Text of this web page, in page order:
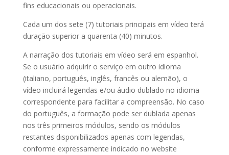
fins educacionais ou operacionais.
Cada um dos sete (7) tutoriais principais em vídeo terá
duração superior a quarenta (40) minutos.
A narração dos tutoriais em vídeo será em espanhol.
Se o usuário adquirir o serviço em outro idioma
(italiano, português, inglês, francês ou alemão), o
vídeo incluirá legendas e/ou áudio dublado no idioma
correspondente para facilitar a compreensão. No caso
do português, a formação pode ser dublada apenas
nos três primeiros módulos, sendo os módulos
restantes disponibilizados apenas com legendas,
conforme expressamente indicado no website